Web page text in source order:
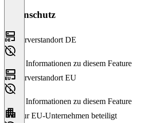
Datenschutz
Serverstandort DE
Keine Informationen zu diesem Feature
Serverstandort EU
Keine Informationen zu diesem Feature
Nur EU-Unternehmen beteiligt